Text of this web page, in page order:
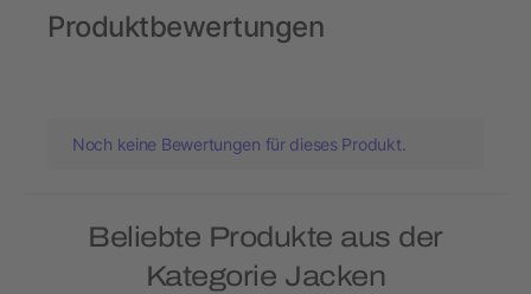
Produktbewertungen
Noch keine Bewertungen für dieses Produkt.
Beliebte Produkte aus der
Kategorie Jacken